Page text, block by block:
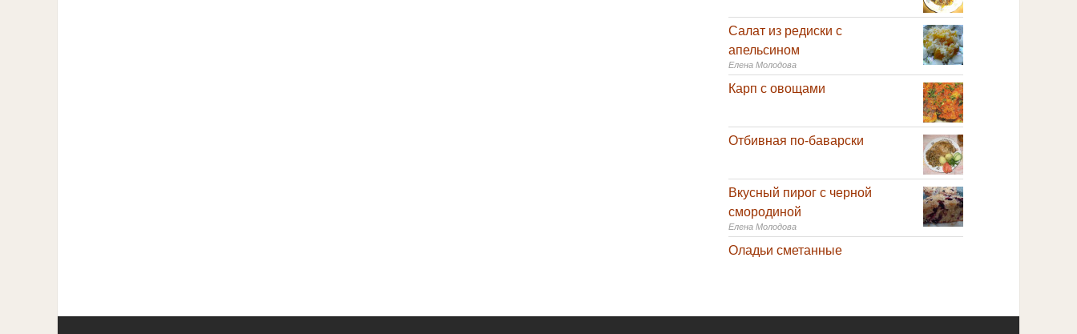
Салат из редиски с
апельсином
Елена Молодова
Карп с овощами
Отбивная по-баварски
Вкусный пирог с черной
смородиной
Елена Молодова
Оладьи сметанные